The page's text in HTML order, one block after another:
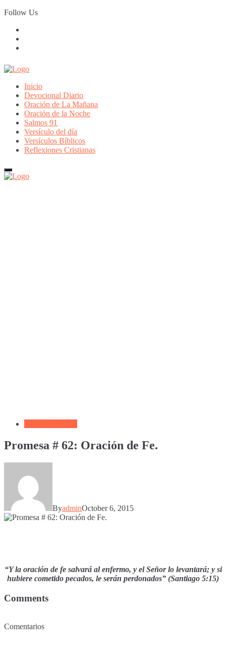
Skip
to
Follow Us
Inicio
Devocional Diario
Oración de La Mañana
Oración de la Noche
Salmos 91
Versículo del día
Versículos Bíblicos
Reflexiones Cristianas
Promesa # 62: Oración de Fe.
ByadminOctober 6, 2015
“Y la oración de fe salvará al enfermo, y el Señor lo levantará; y si
hubiere cometido pecados, le serán perdonados” (Santiago 5:15)
Comments
Comentarios